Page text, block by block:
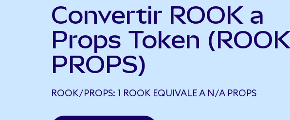
Convertir ROOK a
Props Token
PROPS)
ROOK/PROPS: 1 ROOK EQUIVALE A N/A PROPS